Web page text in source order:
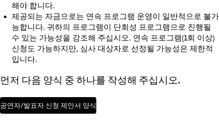
해야 합니다.
제공되는 자금으로는 연속 프로그램 운영이 일반적으로 불가
능합니다. 귀하의 프로그램이 단회성 프로그램으로 진행될
수 있는 가능성을 강조해 주십시오. 연속 프로그램(1회 이상)
신청도 가능하지만, 심사 대상자로 선정될 가능성은 제한적
입니다.
먼저 다음 양식 중 하나를 작성해 주십시오.
공연자/발표자 신청 제안서 양식